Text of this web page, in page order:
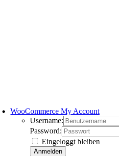
WooCommerce My Account
Username:
Password:
Eingeloggt bleiben